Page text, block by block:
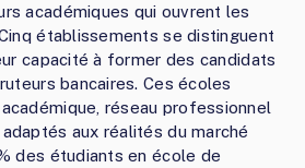
académiques qui ouvrent les
établissements se distinguent
capacité à former des candidats
bancaires. Ces écoles
réseau professionnel
aux réalités du marché
des étudiants en école de